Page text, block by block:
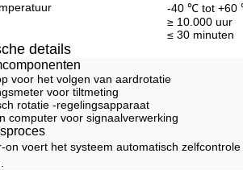
-40 ℃ tot
≥ 10.000 uur
≤ 30 minuten
details
voor het volgen van aardrotatie
voor tiltmeting
rotatie -regelingsapparaat
computer voor signaalverwerking
on voert het systeem automatisch